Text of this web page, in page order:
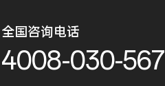
全国咨询电话
4008-030-567